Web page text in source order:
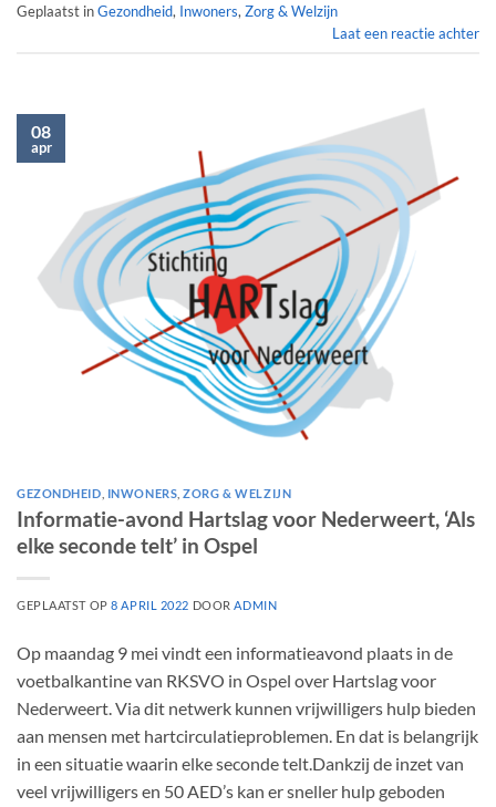
Geplaatst inGezondheid, Inwoners, Zorg & Welzijn
Laat een reactie achter
08
apr
GEZONDHEID INWONERS ,ZORG & WELZIJN
Informatie-avond Hartslag voor Nederweert, ‘Als
elke seconde telt’ in Ospel
GEPLAATST OP8 APRIL 2022 DOORADMIN
Op maandag 9 mei vindt een informatieavond plaats in de
voetbalkantine van RKSVO in Ospel over Hartslag voor
Nederweert. Via dit netwerk kunnen vrijwilligers hulp bieden
aan mensen met hartcirculatieproblemen. En dat is belangrijk
in een situatie waarin elke seconde telt.Dankzij de inzet van
veel vrijwilligers en 50 AED’s kan er sneller hulp geboden